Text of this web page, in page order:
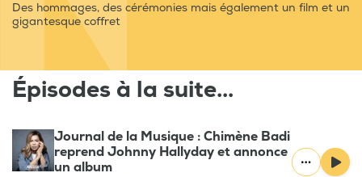
Des hommages, des cérémonies mais également un film et un
gigantesque coffret
Épisodes à la suite...
Journal de la Musique : Chimène Badi
reprend Johnny Hallyday et annonce
un album